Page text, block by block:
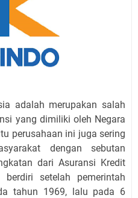
adalah merupakan salah
yang dimiliki oleh Negara
perusahaan ini juga sering
dengan sebutan
dari Asuransi Kredit
setelah pemerintah
tahun 1969, lalu pada 6